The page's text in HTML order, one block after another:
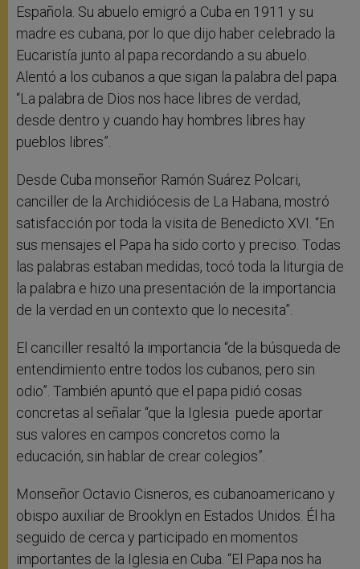
Española. Su abuelo emigró a Cuba en 1911 y su
madre es cubana, por lo que dijo haber celebrado la
Eucaristía junto al papa recordando a su abuelo.
Alentó a los cubanos a que sigan la palabra del papa.
“La palabra de Dios nos hace libres de verdad,
desde dentro y cuando hay hombres libres hay
pueblos libres”.
Desde Cuba monseñor Ramón Suárez Polcari,
canciller de la Archidiócesis de La Habana, mostró
satisfacción por toda la visita de Benedicto XVI. “En
sus mensajes el Papa ha sido corto y preciso. Todas
las palabras estaban medidas, tocó toda la liturgia de
la palabra e hizo una presentación de la importancia
de la verdad en un contexto que lo necesita”.
El canciller resaltó la importancia “de la búsqueda de
entendimiento entre todos los cubanos, pero sin
odio”. También apuntó que el papa pidió cosas
concretas al señalar “que la Iglesia puede aportar
sus valores en campos concretos como la
educación, sin hablar de crear colegios”.
Monseñor Octavio Cisneros, es cubanoamericano y
obispo auxiliar de Brooklyn en Estados Unidos. Él ha
seguido de cerca y participado en momentos
importantes de la Iglesia en Cuba. “El Papa nos ha